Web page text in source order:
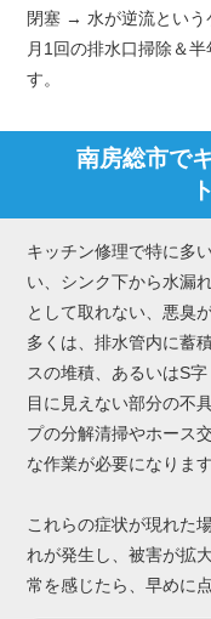
閉塞 → 水が逆流という
月1回の排水口掃除＆
す。
南房総市で
キッチン修理で特に多
い、シンク下から水漏
として取れない、悪臭
多くは、排水管内に蓄
スの堆積、あるいはS
目に見えない部分の不
プの分解清掃やホース
な作業が必要になります
これらの症状が現れた
れが発生し、被害が拡
常を感じたら、早めに